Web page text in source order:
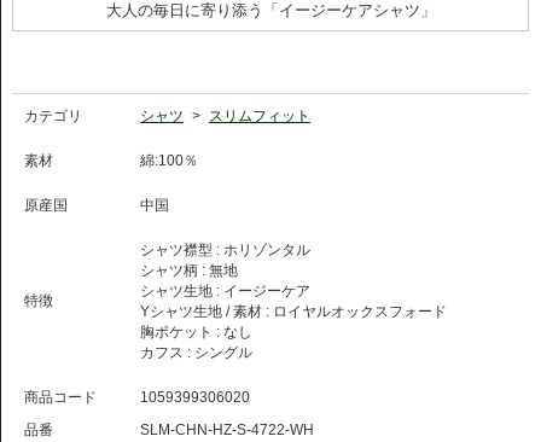
大人の毎日に寄り添う「イージーケアシャツ」
カテゴリ シャツ > スリムフィット
素材 綿:100％
原産国 中国
特徴
シャツ襟型 : ホリゾンタル
シャツ柄 : 無地
シャツ生地 : イージーケア
Yシャツ生地 / 素材 : ロイヤルオックスフォード
胸ポケット : なし
カフス : シングル
商品コード
1059399306020
品番
SLM-CHN-HZ-S-4722-WH